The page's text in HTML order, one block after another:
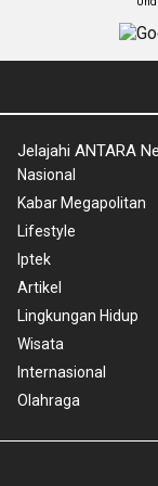
Jelajahi ANTARA
Nasional
Kabar Megapolitan
Lifestyle
Iptek
Artikel
Lingkungan Hidup
Wisata
Internasional
Olahraga